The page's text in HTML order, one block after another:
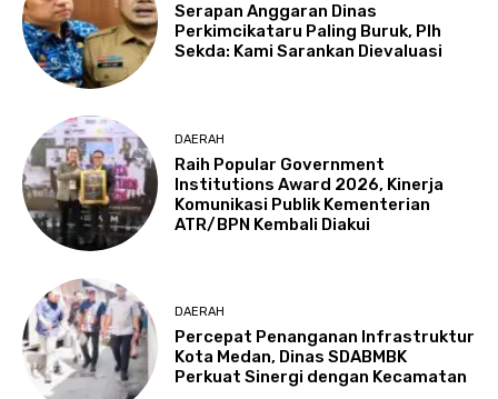
Serapan Anggaran Dinas
Perkimcikataru Paling Buruk, Plh
Sekda: Kami Sarankan Dievaluasi
DAERAH
Raih Popular Government
Institutions Award 2026, Kinerja
Komunikasi Publik Kementerian
ATR/BPN Kembali Diakui
DAERAH
Percepat Penanganan Infrastruktur
Kota Medan, Dinas SDABMBK
Perkuat Sinergi dengan Kecamatan